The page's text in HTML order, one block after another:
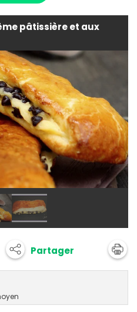
pâtissière et aux
Partager